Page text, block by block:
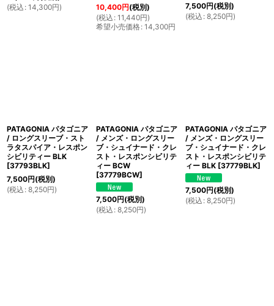
(税込 : 14,300円) 10,400円(税別)
(税込 : 11,440円)
希望小売価格: 14,300円
7,500円(税別)
(税込 : 8,250円)
PATAGONIA パタゴニア
/ ロングスリーブ・スト
ラタスパイア・レスポン
シビリティー BLK
[37793BLK]
7,500円(税別)
(税込 : 8,250円)
PATAGONIA パタゴニア
/ メンズ・ロングスリー
ブ・シュイナード・クレ
スト・レスポンシビリテ
ィー BCW
[37779BCW]
7,500円(税別)
(税込 : 8,250円)
PATAGONIA パタゴニア
/ メンズ・ロングスリー
ブ・シュイナード・クレ
スト・レスポンシビリテ
ィー BLK [37779BLK]
7,500円(税別)
(税込 : 8,250円)